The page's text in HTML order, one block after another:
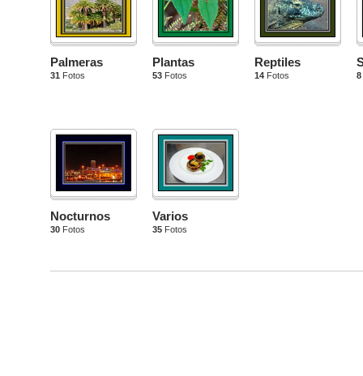
Palmeras
31 Fotos
Plantas
53 Fotos
Reptiles
14 Fotos 8
Nocturnos
30 Fotos
Varios
35 Fotos